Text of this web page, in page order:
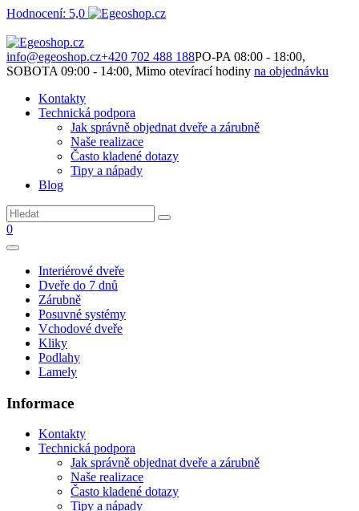
Hodnocení: 5,0
info@egeoshop.cz+420 702 488 188PO-PA 08:00 - 18:00,
SOBOTA 09:00 - 14:00, Mimo otevírací hodiny na objednávku
Kontakty
Technická podpora
Jak správně objednat dveře a zárubně
Naše realizace
Často kladené dotazy
Tipy a nápady
Blog
0
Interiérové dveře
Dveře do 7 dnů
Zárubně
Posuvné systémy
Vchodové dveře
Kliky
Podlahy
Lamely
Informace
Kontakty
Technická podpora
Jak správně objednat dveře a zárubně
Naše realizace
Často kladené dotazy
Tipy a nápady